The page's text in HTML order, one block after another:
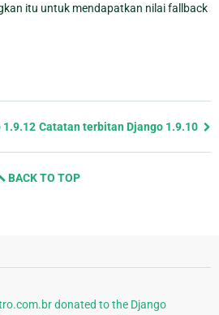
itu untuk mendapatkan nilai fallback
1.9.12 Catatan terbitan Django 1.9.10
BACK TO TOP
donated to the Django